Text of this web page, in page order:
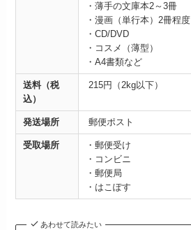
・薄手の文庫本2～3冊
・漫画（単行本）2冊程度
・CD/DVD
・コスメ（薄型）
・A4書類など
送料（税
込）
215円（2kg以下）
発送場所 郵便ポスト
受取場所
・郵便受け
・コンビニ
・郵便局
・はこぽす
あわせて読みたい